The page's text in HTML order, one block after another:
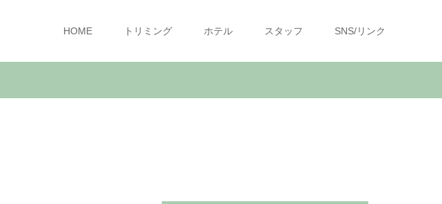
HOME トリミング ホテル スタッフ SNS/リンク